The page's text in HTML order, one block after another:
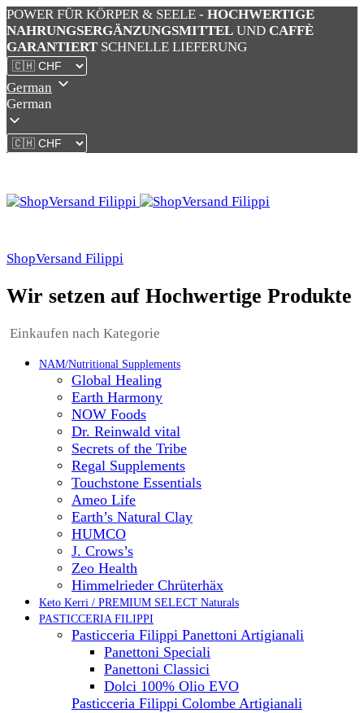
POWER FÜR KÖRPER & SEELE - HOCHWERTIGE
NAHRUNGSERGÄNZUNGSMITTEL UND CAFFÈ
GARANTIERT SCHNELLE LIEFERUNG
German
German
ShopVersand Filippi
Wir setzen auf Hochwertige Produkte
Einkaufen nach Kategorie
NAM/Nutritional Supplements
Global Healing
Earth Harmony
NOW Foods
Dr. Reinwald vital
Secrets of the Tribe
Regal Supplements
Touchstone Essentials
Ameo Life
Earth’s Natural Clay
HUMCO
J. Crows’s
Zeo Health
Himmelrieder Chrüterhäx
Keto Kerri / PREMIUM SELECT Naturals
PASTICCERIA FILIPPI
Pasticceria Filippi Panettoni Artigianali
Panettoni Speciali
Panettoni Classici
Dolci 100% Olio EVO
Pasticceria Filippi Colombe Artigianali